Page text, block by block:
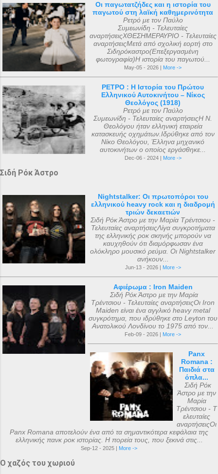
Οι παγωτατζήδες και η ιστορία του
παγωτού στη λαϊκή καθημερινότητα
Ρετρό με τον Παύλο
Συμεωνίδη - Τελευταίες
αναρτήσειςΧΘΕΣΗΜΕΡΑΥΡΙΟ - Τελευταίες
αναρτήσειςΜετά από σχολική εορτή στο
Σιδηρόκαστρο(Επεξεργασμένη
φωτογραφία)Η ιστορία του παγωτού...
May-05 - 2026 | More ->
ΡΕΤΡΟ : Η Ιστορία του Πρώτου
Ελληνικού Αυτοκινήτου – Νίκος
Θεολόγος (1918)
Ρετρό με τον Παύλο
Συμεωνίδη - Τελευταίες αναρτήσειςΗ Ν.
Θεολόγου ήταν ελληνική εταιρεία
κατασκευής οχημάτων.Ιδρύθηκε από τον
Νίκο Θεολόγου, Έλληνα μηχανικό
αυτοκινήτων ο οποίος εργάσθηκε...
Dec-06 - 2024 | More ->
Σιδή Ρόκ Άστρο
Nightstalker: Οι πρωτοπόροι του
ελληνικού heavy rock και η διαδρομή
τριών δεκαετιών
Σιδή Ρόκ Άστρο με την Μαρία Τρέντσιου -
Τελευταίες αναρτήσειςΛίγα συγκροτήματα
της ελληνικής ροκ σκηνής μπορούν να
καυχηθούν ότι διαμόρφωσαν ένα
ολόκληρο μουσικό ρεύμα. Οι Nightstalker
ανήκουν...
Jun-13 - 2026 | More ->
Αφιέρωμα : Iron Maiden
Σιδή Ρόκ Άστρο με την Μαρία
Τρέντσιου - Τελευταίες αναρτήσειςΟι Iron
Maiden είναι ένα αγγλικό heavy metal
συγκρότημα, που ιδρύθηκε στο Leyton του
Ανατολικού Λονδίνου το 1975 από τον...
Feb-09 - 2026 | More ->
Panx
Romana :
Παιδιά στα
όπλα...
Σιδή Ρόκ
Άστρο με την
Μαρία
Τρέντσιου - Τ
ελευταίες
αναρτήσειςΟι
Panx Romana αποτελούν ένα από τα σημαντικότερα κεφάλαια της
ελληνικής πανκ ροκ ιστορίας. Η πορεία τους, που ξεκινά στις...
Sep-12 - 2025 | More ->
Ο χαζός του χωριού